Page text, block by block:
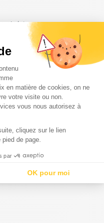
Veranstaltungen zum
PLANEN